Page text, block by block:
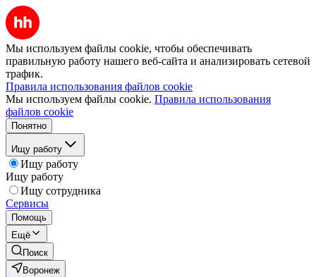
Мы используем файлы cookie, чтобы обеспечивать
правильную работу нашего веб-сайта и анализировать сетевой
трафик.
Правила использования файлов cookie
Мы используем файлы cookie. Правила использования
файлов cookie
Понятно
Ищу работу
Ищу работу
Ищу работу
Ищу сотрудника
Сервисы
Помощь
Ещё
Поиск
Воронеж